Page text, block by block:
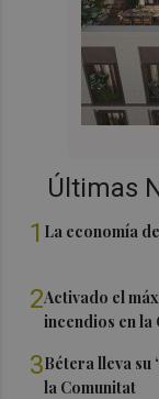
Últimas
1 La economía
2Activado el
incendios en
3Bétera lleva su
la Comunitat